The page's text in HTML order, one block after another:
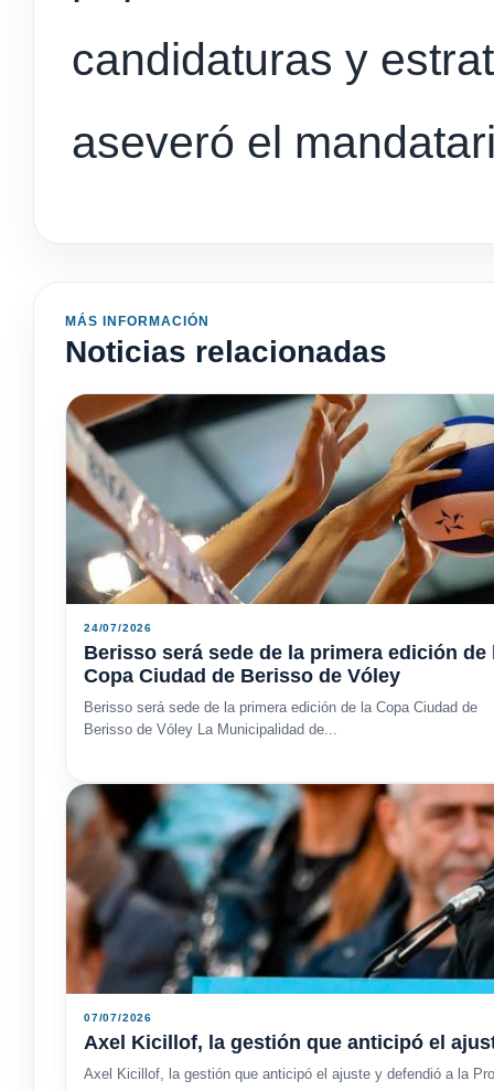
candidaturas y
aseveró el
MÁS INFORMACIÓN
Noticias relacionadas
24/07/2026
Berisso será sede de la primera edición de
Copa Ciudad de Berisso de Vóley
Berisso será sede de la primera edición de la Copa Ciudad de
Berisso de Vóley La Municipalidad de...
07/07/2026
Axel Kicillof, la gestión que anticipó el
Axel Kicillof, la gestión que anticipó el ajuste y defendió a la